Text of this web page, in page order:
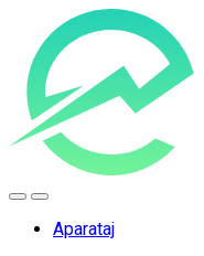
navigation
content
Aparataj